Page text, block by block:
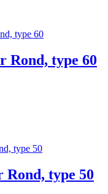
Rond, type 60
Rond, type 50